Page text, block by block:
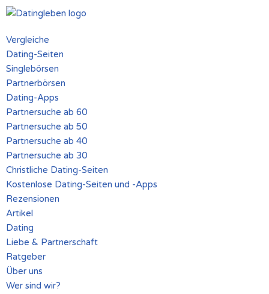
Inhalt
springen
Vergleiche
Dating-Seiten
Singlebörsen
Partnerbörsen
Dating-Apps
Partnersuche ab 60
Partnersuche ab 50
Partnersuche ab 40
Partnersuche ab 30
Christliche Dating-Seiten
Kostenlose Dating-Seiten und -Apps
Rezensionen
Artikel
Dating
Liebe & Partnerschaft
Ratgeber
Über uns
Wer sind wir?